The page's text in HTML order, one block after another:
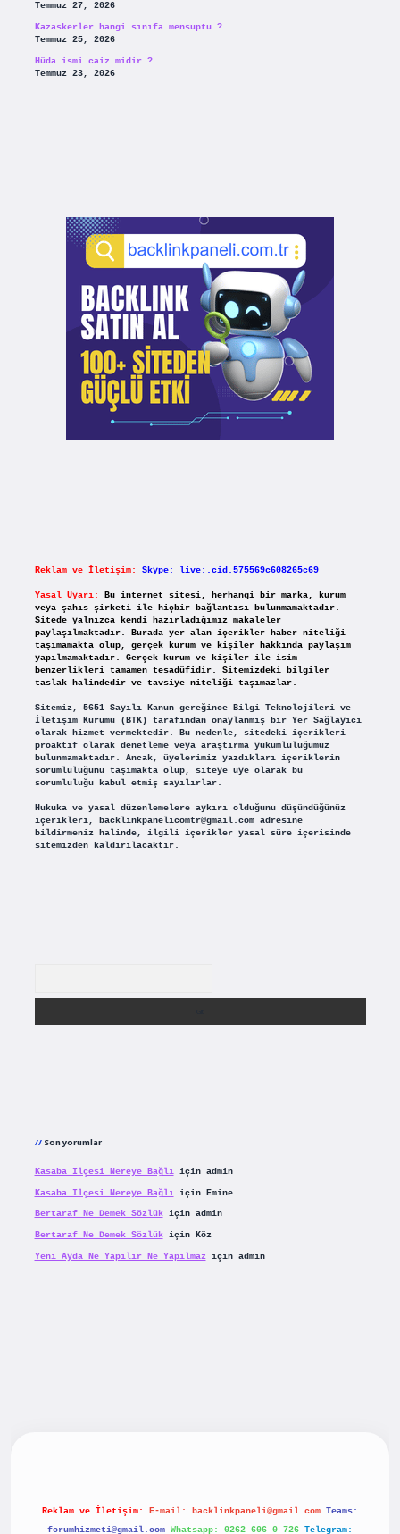
Temmuz 27, 2026
Kazaskerler hangi sınıfa mensuptu ?
Temmuz 25, 2026
Hüda ismi caiz midir ?
Temmuz 23, 2026
Reklam ve İletişim: Skype: live:.cid.575569c608265c69
Yasal Uyarı:
Bu internet sitesi, herhangi bir marka, kurum
veya şahıs şirketi ile hiçbir bağlantısı bulunmamaktadır.
Sitede yalnızca kendi hazırladığımız makaleler
paylaşılmaktadır. Burada yer alan içerikler haber niteliği
taşımamakta olup, gerçek kurum ve kişiler hakkında paylaşım
yapılmamaktadır. Gerçek kurum ve kişiler ile isim
benzerlikleri tamamen tesadüfidir. Sitemizdeki bilgiler
taslak halindedir ve tavsiye niteliği taşımazlar.
Sitemiz, 5651 Sayılı Kanun gereğince Bilgi Teknolojileri ve
İletişim Kurumu (BTK) tarafından onaylanmış bir Yer Sağlayıcı
olarak hizmet vermektedir. Bu nedenle, sitedeki içerikleri
proaktif olarak denetleme veya araştırma yükümlülüğümüz
bulunmamaktadır. Ancak, üyelerimiz yazdıkları içeriklerin
sorumluluğunu taşımakta olup, siteye üye olarak bu
sorumluluğu kabul etmiş sayılırlar.
Hukuka ve yasal düzenlemelere aykırı olduğunu düşündüğünüz
içerikleri, backlinkpanelicomtr@gmail.comadresine
bildirmeniz halinde, ilgili içerikler yasal süre içerisinde
sitemizden kaldırılacaktır.
Son yorumlar
Kasaba Ilçesi Nereye Bağlıiçin admin
Kasaba Ilçesi Nereye Bağlıiçin Emine
Bertaraf Ne Demek Sözlükiçin admin
Bertaraf Ne Demek Sözlükiçin Köz
Yeni Ayda Ne Yapılır Ne Yapılmaziçin admin
Reklam ve İletişim: E-mail: backlinkpaneli@gmail.com Teams:
forumhizmeti@gmail.com Whatsapp: 0262 606 0 726 Telegram: